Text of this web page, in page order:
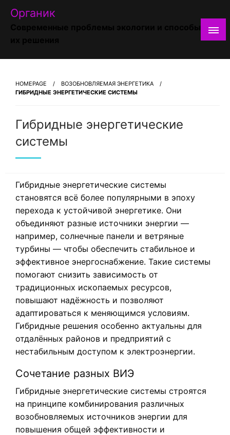
SkipОрганик
HOMEPAGE
ВОЗОБНОВЛЯЕМАЯ ЭНЕРГЕТИКА
ГИБРИДНЫЕ ЭНЕРГЕТИЧЕСКИЕ СИСТЕМЫ
Гибридные энергетические
системы
Гибридные энергетические системы
становятся всё более популярными в эпоху
перехода к устойчивой энергетике. Они
объединяют разные источники энергии —
например, солнечные панели и ветряные
турбины — чтобы обеспечить стабильное и
эффективное энергоснабжение. Такие системы
помогают снизить зависимость от
традиционных ископаемых ресурсов,
повышают надёжность и позволяют
адаптироваться к меняющимся условиям.
Гибридные решения особенно актуальны для
отдалённых районов и предприятий с
нестабильным доступом к электроэнергии.
Сочетание разных ВИЭ
Гибридные энергетические системы строятся
на принципе комбинирования различных
возобновляемых источников энергии для
повышения общей эффективности и